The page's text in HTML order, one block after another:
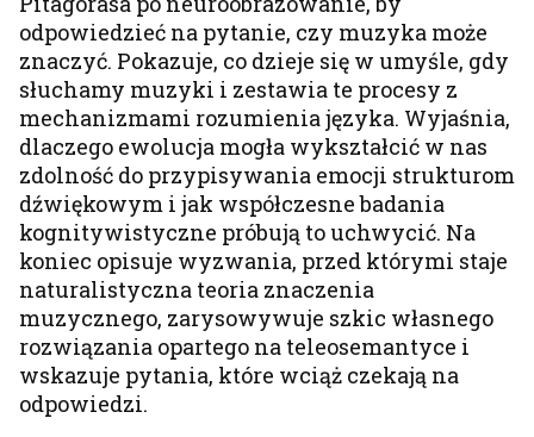
odpowiedzieć na pytanie, czy muzyka może
znaczyć. Pokazuje, co dzieje się w umyśle, gdy
słuchamy muzyki i zestawia te procesy z
mechanizmami rozumienia języka. Wyjaśnia,
dlaczego ewolucja mogła wykształcić w nas
zdolność do przypisywania emocji strukturom
dźwiękowym i jak współczesne badania
kognitywistyczne próbują to uchwycić. Na
koniec opisuje wyzwania, przed którymi staje
naturalistyczna teoria znaczenia
muzycznego, zarysowywuje szkic własnego
rozwiązania opartego na teleosemantyce i
wskazuje pytania, które wciąż czekają na
odpowiedzi.